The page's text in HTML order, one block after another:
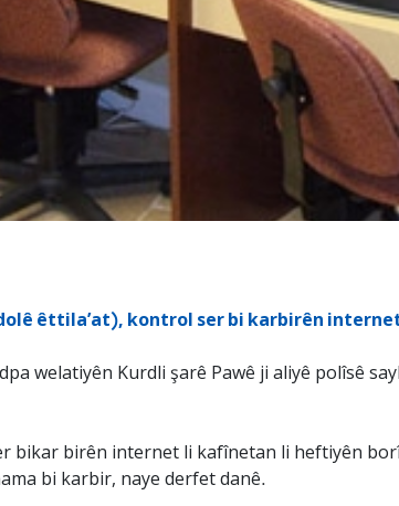
êttila’at), kontrol ser bi karbirên
welatiyên Kurdli şarê Pawê ji aliyê polîsê
bikar birên internet li kafînetan li heftiyên
bi karbir, naye derfet danê.